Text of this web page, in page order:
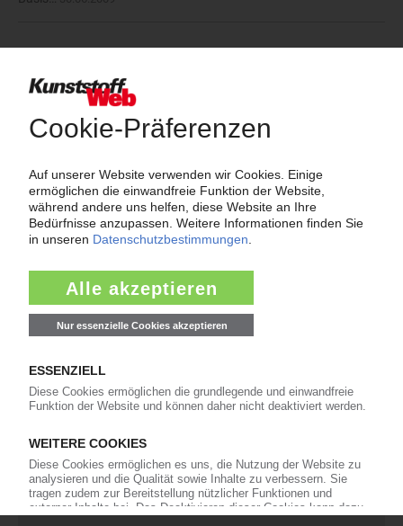
Meistgesucht
insolvenz spritzguss pvc
polypropylen
polyethylen
plastforma lyondellbasell
trinseo
eps
kraussmaffei titandioxid polyamid
tdi
pet-preise
covestro rezyklat
polycarbonat
polyurethan
abs dow pe-hd
westlake
pe-ld ineos
KI Polymerpreise
Charts und Datentabellen
Preis-Indizes
Marktreports und Marktdaten